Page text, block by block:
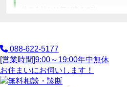
他の会社とは何が違うの?
088-622-5177
[営業時間]9:00～19:00年中無休
お住まいにお伺いします！